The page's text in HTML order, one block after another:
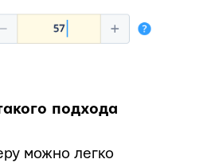
подхода
можно легко